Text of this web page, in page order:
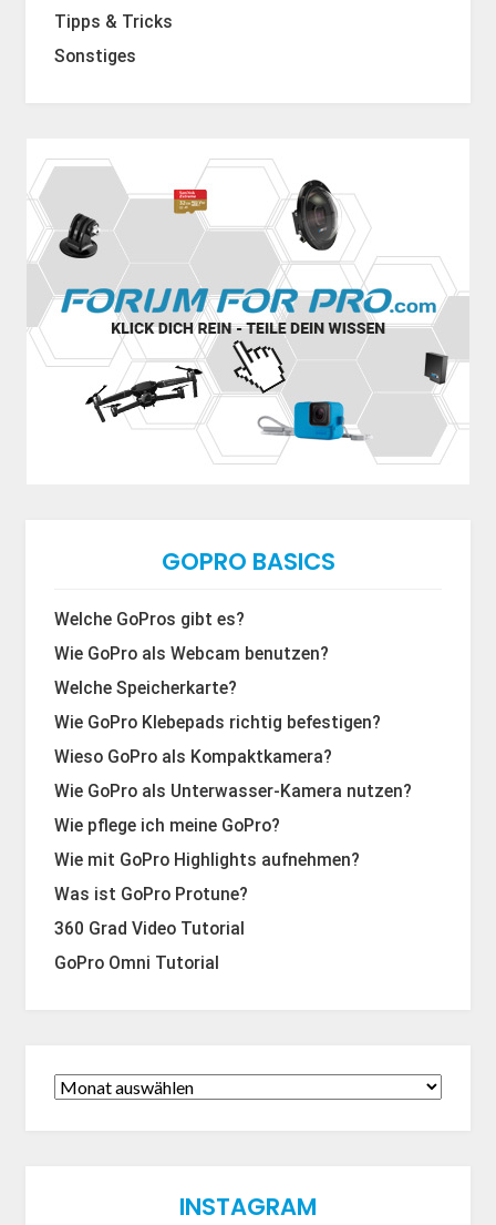
Tipps & Tricks
Sonstiges
GOPRO BASICS
Welche GoPros gibt es?
Wie GoPro als Webcam benutzen?
Welche Speicherkarte?
Wie GoPro Klebepads richtig befestigen?
Wieso GoPro als Kompaktkamera?
Wie GoPro als Unterwasser-Kamera nutzen?
Wie pflege ich meine GoPro?
Wie mit GoPro Highlights aufnehmen?
Was ist GoPro Protune?
360 Grad Video Tutorial
GoPro Omni Tutorial
INSTAGRAM